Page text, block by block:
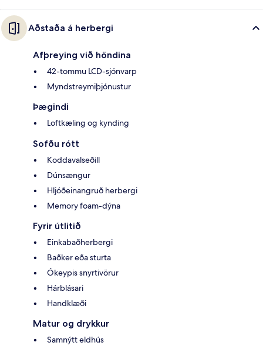
Aðstaða á herbergi
Afþreying við höndina
42-tommu LCD-sjónvarp
Myndstreymiþjónustur
Þægindi
Loftkæling og kynding
Sofðu rótt
Koddavalseðill
Dúnsængur
Hljóðeinangruð herbergi
Memory foam-dýna
Fyrir útlitið
Einkabaðherbergi
Baðker eða sturta
Ókeypis snyrtivörur
Hárblásari
Handklæði
Matur og drykkur
Samnýtt eldhús